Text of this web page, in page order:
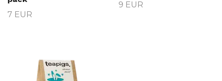
7 EUR
9 EUR